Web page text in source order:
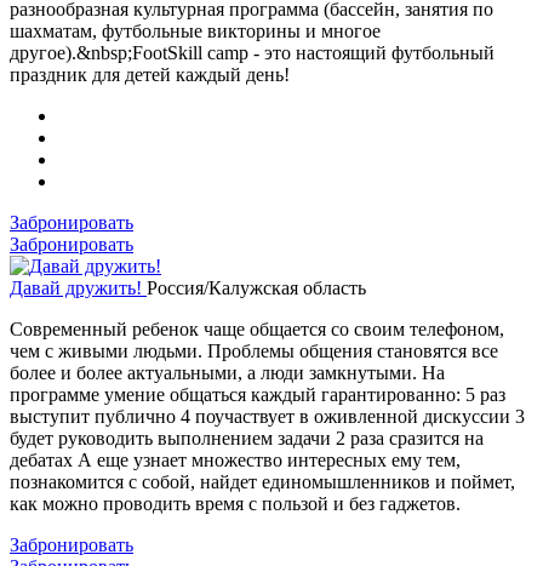
разнообразная культурная программа (бассейн, занятия по
шахматам, футбольные викторины и многое
другое).&nbsp;FootSkill camp - это настоящий футбольный
праздник для детей каждый день!
Забронировать
Забронировать
Давай дружить! Россия/Калужская область
Современный ребенок чаще общается со своим телефоном,
чем с живыми людьми. Проблемы общения становятся все
более и более актуальными, а люди замкнутыми. На
программе умение общаться каждый гарантированно: 5 раз
выступит публично 4 поучаствует в оживленной дискуссии 3
будет руководить выполнением задачи 2 раза сразится на
дебатах А еще узнает множество интересных ему тем,
познакомится с собой, найдет единомышленников и поймет,
как можно проводить время с пользой и без гаджетов.
Забронировать